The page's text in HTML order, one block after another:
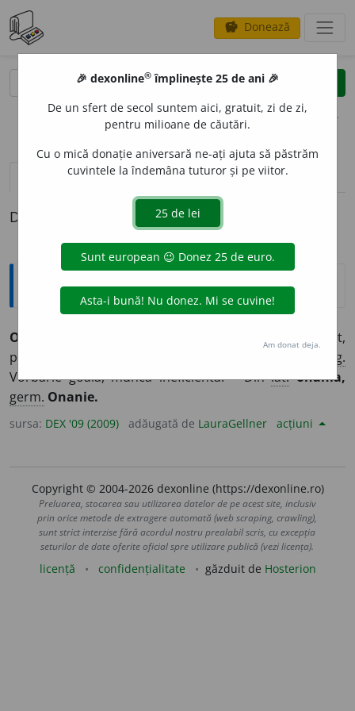
savings Donează
clear
opțiuni
definiții (1)
Definiția cu ID-ul 893470:
Explicative DEX
ONAN
Producere a plăcerii sexuale, la bărbat,
prin autoexcitare; masturbație, onanism, malahie.
Fig.
Vorbărie goală, muncă ineficientă. – Dinlat. onania,
germ. Onanie.
sursa: DEX '09 (2009) adăugată de LauraGellner acțiuni
Copyright © 2004-2026 dexonline (https://dexonline.ro)
Preluarea, stocarea sau utilizarea datelor de pe acest site, inclusiv
prin orice metode de extragere automată (web scraping, crawling),
sunt strict interzise fără acordul nostru prealabil scris, cu excepția
seturilor de date oferite oficial spre utilizare publică (vezi licența).
licență confidențialitate găzduit de Hosterion
🎉 dexonline® împlinește 25 de ani 🎉
De un sfert de secol suntem aici, gratuit, zi de zi,
pentru milioane de căutări.
Cu o mică donație aniversară ne-ați ajuta să păstrăm
cuvintele la îndemâna tuturor și pe viitor.
Am donat deja.